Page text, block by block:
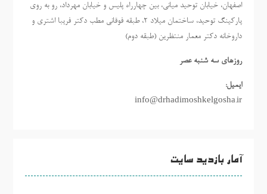
اصفهان، خیابان توحید میانی، بین چهارراه پلیس و خیابان مهرداد، رو به روی
پارکینگ توحید، ساختمان میلاد ٢، طبقه فوقانی مطب دکتر فریبا اشتری و
داروخانه دکتر معمار منتظرین (طبقه دوم)
روزهاي سه شنبه عصر
ایمیل:
info@drhadimoshkelgosha.ir
آمار بازدید سایت